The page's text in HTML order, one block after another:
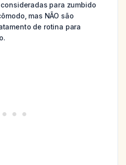
para zumbido
mas NÃO são
de rotina para